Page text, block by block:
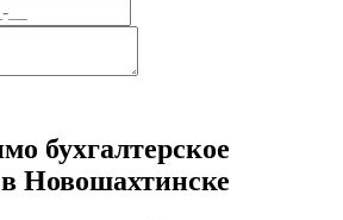
бухгалтерское
Новошахтинске